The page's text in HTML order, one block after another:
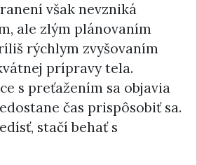
však nevzniká
ale zlým plánovaním
rýchlym zvyšovaním
prípravy tela.
s preťažením sa objavia
čas prispôsobiť sa.
stačí behať s